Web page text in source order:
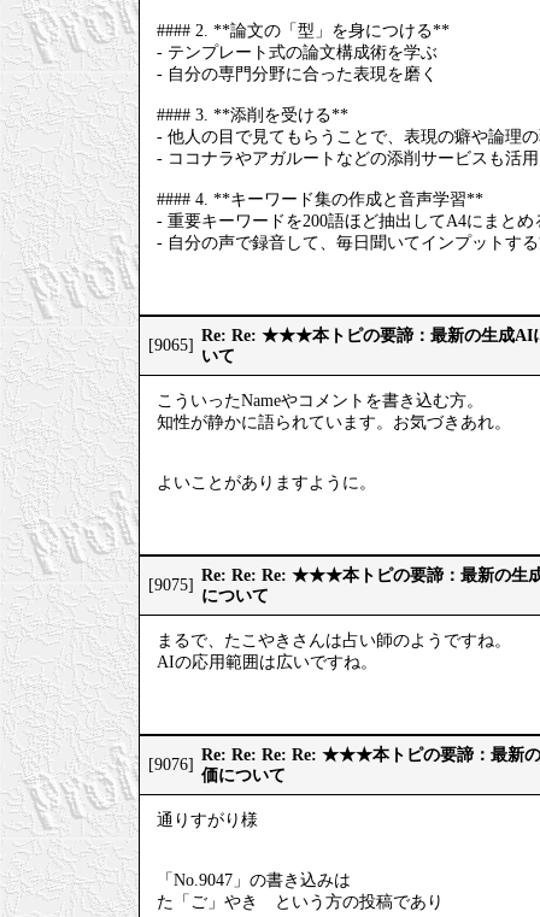
#### 2. **論文の「型」を身につける**
- テンプレート式の論文構成術を学ぶ
- 自分の専門分野に合った表現を磨く
#### 3. **添削を受ける**
- 他人の目で見てもらうことで、表現の癖や論理
- ココナラやアガルートなどの添削サービスも活
#### 4. **キーワード集の作成と音声学習**
- 重要キーワードを200語ほど抽出してA4にまとめ
- 自分の声で録音して、毎日聞いてインプットす
[9065]
Re: Re: ★★★本トピの要諦：最新の生成AI
いて
こういったNameやコメントを書き込む方。
知性が静かに語られています。お気づきあれ。
よいことがありますように。
[9075]
Re: Re: Re: ★★★本トピの要諦：最新の生
について
まるで、たこやきさんは占い師のようですね。
AIの応用範囲は広いですね。
[9076]
Re: Re: Re: Re: ★★★本トピの要諦：最新
価について
通りすがり様
「No.9047」の書き込みは
た「ご」やき という方の投稿であり